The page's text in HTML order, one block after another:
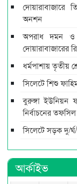
দোয়ারাবাজারে
অনশন
অপরাধ দমন ও
দোয়ারাবাজারের
ধর্মপাশায় তৃতীয়
সিলেটে শিশু
বুরুঙ্গা ইউনিয়ন
নির্বাচনের
সিলেটে সড়ক দু/
আর্কাইভ